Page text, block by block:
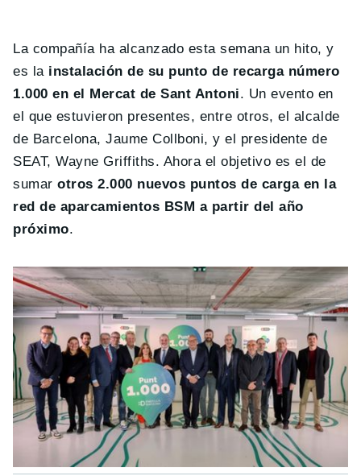
La compañía ha alcanzado esta semana un hito, y
es la instalación de su punto de recarga número
1.000 en el Mercat de Sant Antoni. Un evento en
el que estuvieron presentes, entre otros, el alcalde
de Barcelona, Jaume Collboni, y el presidente de
SEAT, Wayne Griffiths. Ahora el objetivo es el de
sumarotros 2.000 nuevos puntos de carga en la
red de aparcamientos BSM a partir del año
próximo.